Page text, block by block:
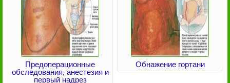
Предоперационные
обследования, анестезия и
первый надрез
Обнажение гортани